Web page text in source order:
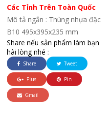
Các Tỉnh Trên Toàn Quốc
Mô tả ngắn : Thùng nhựa đặc
B10 495x395x235 mm
Share nếu sản phẩm làm bạn
hài lòng nhé :
Share Tweet
Plus Pin
Gmail